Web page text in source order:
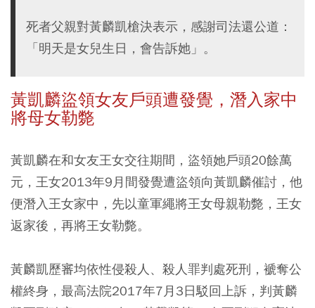
死者父親對黃麟凱槍決表示，感謝司法還公道：
「明天是女兒生日，會告訴她」。
黃凱麟盜領女友戶頭遭發覺，潛入家中
將母女勒斃
黃凱麟在和女友王女交往期間，盜領她戶頭20餘萬
元，王女2013年9月間發覺遭盜領向黃凱麟催討，他
便潛入王女家中，先以童軍繩將王女母親勒斃，王女
返家後，再將王女勒斃。
黃麟凱歷審均依性侵殺人、殺人罪判處死刑，褫奪公
權終身，最高法院2017年7月3日駁回上訴，判黃麟